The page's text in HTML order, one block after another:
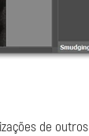
de outros